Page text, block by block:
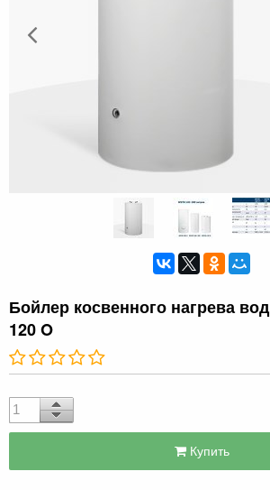
Бойлер косвенного нагрева
120 O
Купить